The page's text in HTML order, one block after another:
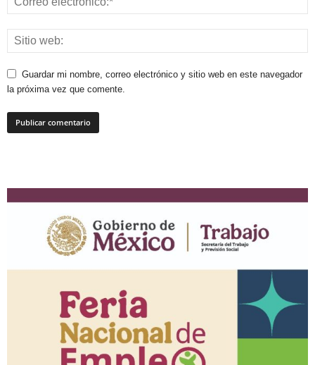
Guardar mi nombre, correo electrónico y sitio web en este navegador
la próxima vez que comente.